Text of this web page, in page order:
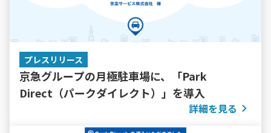
プレスリリース
京急グループの月極駐車場に、「Park
Direct（パークダイレクト）」を導入
詳細を見る